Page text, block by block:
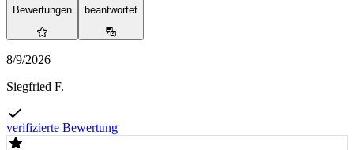
Bewertungen
beantwortet
8/9/2026
Siegfried F.
verifizierte Bewertung